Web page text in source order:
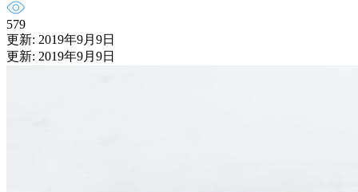
579
更新: 2019年9月9日
更新: 2019年9月9日